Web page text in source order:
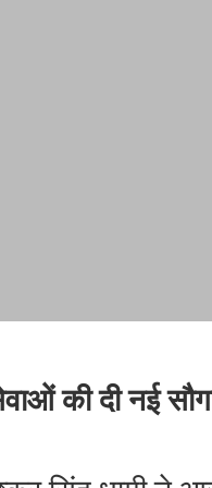
की दी नई